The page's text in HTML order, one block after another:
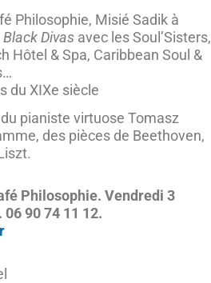
Philosophie, Misié Sadik à
Divas avec les Soul’Sisters,
Hôtel & Spa, Caribbean Soul &
du XIXe siècle
pianiste virtuose Tomasz
des pièces de Beethoven,
Philosophie. Vendredi 3
90 74 11 12.